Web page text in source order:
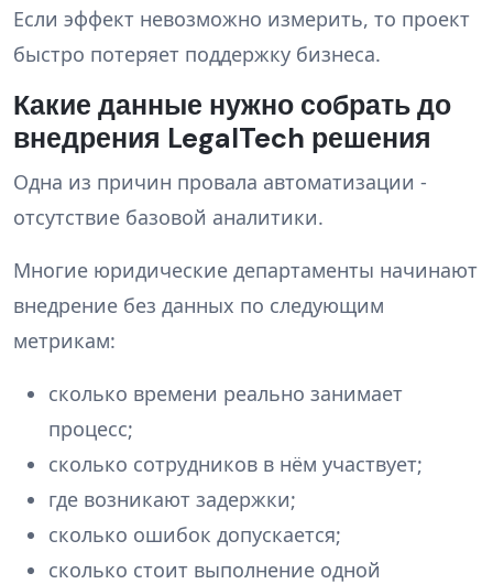
Если эффект невозможно измерить, то проект
быстро потеряет поддержку бизнеса.
Какие данные нужно собрать до
внедрения LegalTech решения
Одна из причин провала автоматизации -
отсутствие базовой аналитики.
Многие юридические департаменты начинают
внедрение без данных по следующим
метрикам:
сколько времени реально занимает
процесс;
сколько сотрудников в нём участвует;
где возникают задержки;
сколько ошибок допускается;
сколько стоит выполнение одной